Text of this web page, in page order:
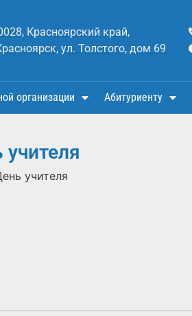
Красноярский край,
ул. Толстого, дом 69
организации Абитуриенту
учителя